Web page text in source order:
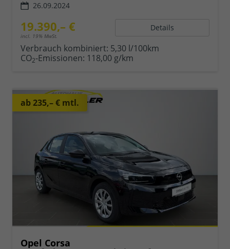
26.09.2024
19.390,– €
incl. 19% MwSt.
Details
Verbrauch kombiniert: 5,30 l/100km
CO2-Emissionen: 118,00 g/km
ab 235,– € mtl.
Opel Corsa